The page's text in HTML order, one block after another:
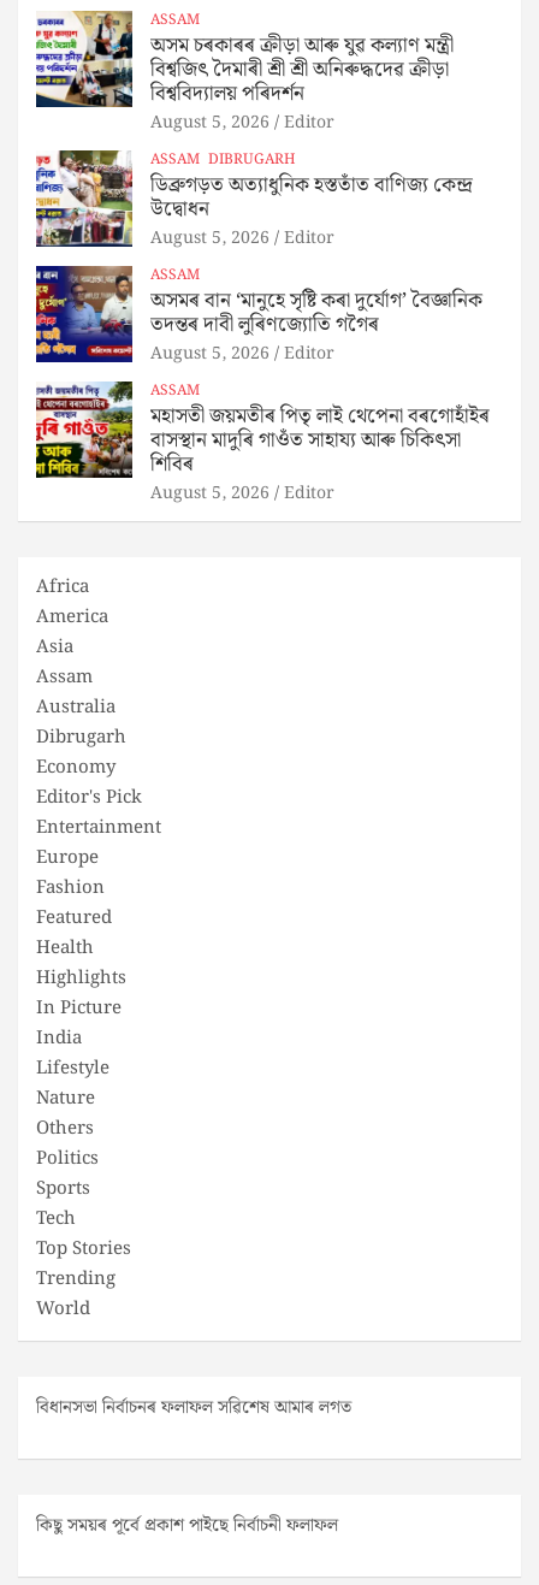
ASSAM
অসম চৰকাৰৰ ক্ৰীড়া আৰু যুৱ কল্যাণ মন্ত্ৰী
বিশ্বজিৎ দৈমাৰী শ্ৰী শ্ৰী অনিৰুদ্ধদেৱ ক্ৰীড়া
বিশ্ববিদ্যালয় পৰিদৰ্শন
August 5, 2026 Editor
ASSAM DIBRUGARH
ডিব্ৰুগড়ত অত্যাধুনিক হস্ততাঁত বাণিজ্য কেন্দ্ৰ
উদ্বোধন
August 5, 2026 Editor
ASSAM
অসমৰ বান ‘মানুহে সৃষ্টি কৰা দুৰ্যোগ’ বৈজ্ঞানিক
তদন্তৰ দাবী লুৰিণজ্যোতি গগৈৰ
August 5, 2026 Editor
ASSAM
মহাসতী জয়মতীৰ পিতৃ লাই থেপেনা বৰগোহাঁইৰ
বাসস্থান মাদুৰি গাওঁত সাহায্য আৰু চিকিৎসা
শিবিৰ
August 5, 2026 Editor
Africa
America
Asia
Assam
Australia
Dibrugarh
Economy
Editor's Pick
Entertainment
Europe
Fashion
Featured
Health
Highlights
In Picture
India
Lifestyle
Nature
Others
Politics
Sports
Tech
Top Stories
Trending
World
বিধানসভা নিৰ্বাচনৰ ফলাফল সৱিশেষ আমাৰ লগত
কিছু সময়ৰ পূৰ্বে প্ৰকাশ পাইছে নিৰ্বাচনী ফলাফল